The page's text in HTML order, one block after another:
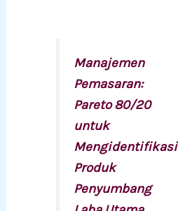
Manajemen
Pemasaran:
Pareto 80/20
untuk
Mengidentifikasi
Produk
Penyumbang